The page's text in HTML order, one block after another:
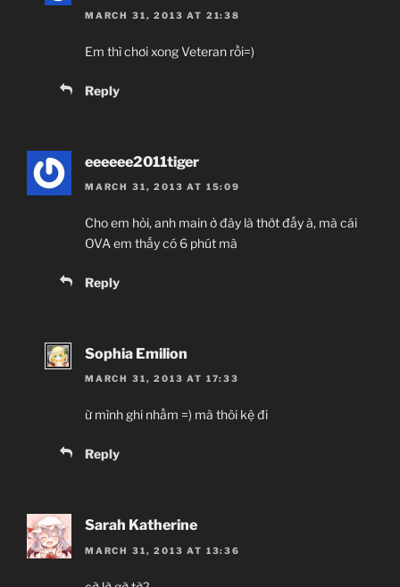
MARCH 31, 2013 AT 21:38
Em thì chơi xong Veteran rồi=)
Reply
eeeeee2011tiger
MARCH 31, 2013 AT 15:09
Cho em hỏi, anh main ở đây là thớt đấy à, mà cái
OVA em thấy có 6 phút mà
Reply
Sophia Emilion
MARCH 31, 2013 AT 17:33
ừ mình ghi nhầm =) mà thôi kệ đi
Reply
Sarah Katherine
MARCH 31, 2013 AT 13:36